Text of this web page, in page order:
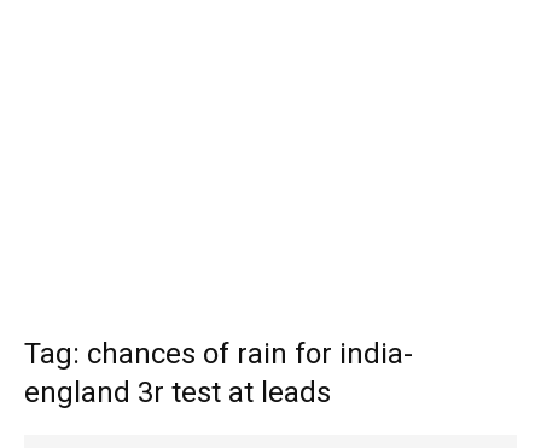
Tag: chances of rain for india-
england 3r test at leads